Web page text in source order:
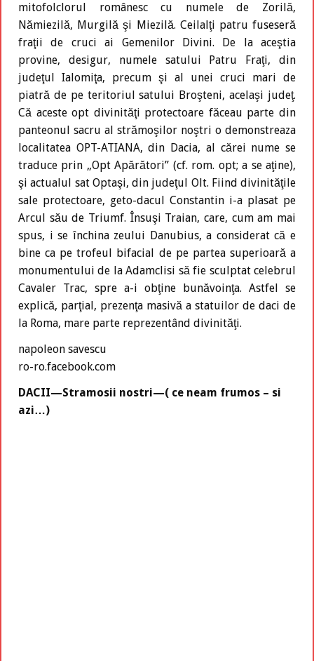
mitofolclorul românesc cu numele de Zorilă,
Nămiezilă, Murgilă şi Miezilă. Ceilalţi patru fuseseră
fraţii de cruci ai Gemenilor Divini. De la aceştia
provine, desigur, numele satului Patru Fraţi, din
judeţul Ialomiţa, precum şi al unei cruci mari de
piatră de pe teritoriul satului Broşteni, acelaşi judeţ.
Că aceste opt divinităţi protectoare făceau parte din
panteonul sacru al strămoşilor noştri o demonstreaza
localitatea OPT-ATIANA, din Dacia, al cărei nume se
traduce prin „Opt Apărători” (cf. rom. opt; a se aţine),
şi actualul sat Optaşi, din judeţul Olt. Fiind divinităţile
sale protectoare, geto-dacul Constantin i-a plasat pe
Arcul său de Triumf. Însuşi Traian, care, cum am mai
spus, i se închina zeului Danubius, a considerat că e
bine ca pe trofeul bifacial de pe partea superioară a
monumentului de la Adamclisi să fie sculptat celebrul
Cavaler Trac, spre a-i obţine bunăvoinţa. Astfel se
explică, parţial, prezenţa masivă a statuilor de daci de
la Roma, mare parte reprezentând divinităţi.
napoleon savescu
ro-ro.facebook.com
DACII—Stramosii nostri—( ce neam frumos – si
azi…)